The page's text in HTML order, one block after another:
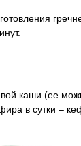
каши (ее
в сутки –